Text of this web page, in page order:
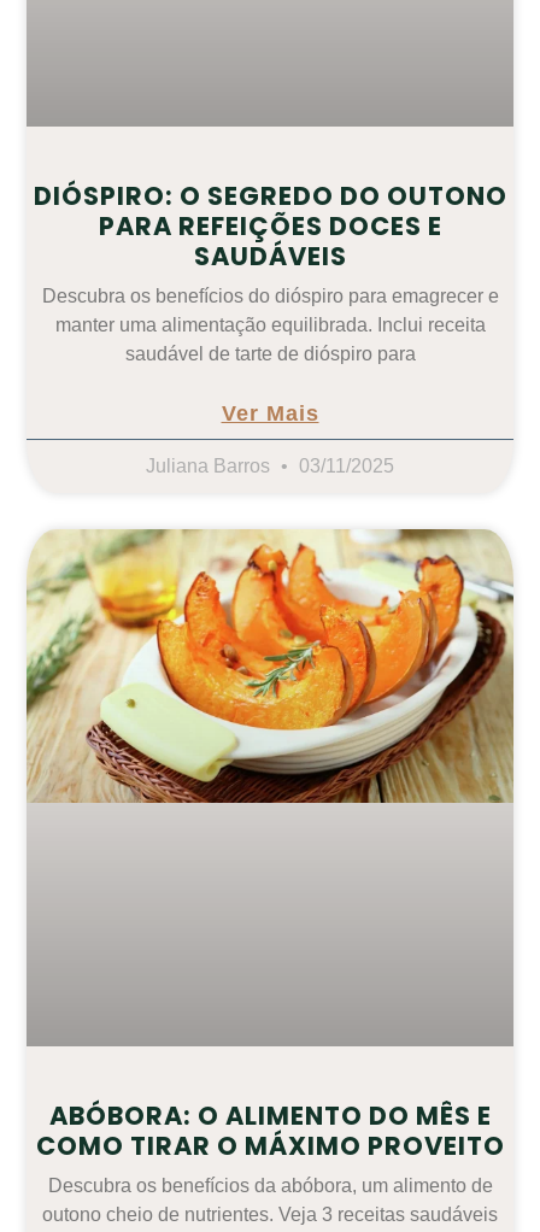
DIÓSPIRO: O SEGREDO DO OUTONO
PARA REFEIÇÕES DOCES E
SAUDÁVEIS
Descubra os benefícios do dióspiro para emagrecer e
manter uma alimentação equilibrada. Inclui receita
saudável de tarte de dióspiro para
Ver Mais
Juliana Barros 03/11/2025
ABÓBORA: O ALIMENTO DO MÊS E
COMO TIRAR O MÁXIMO PROVEITO
Descubra os benefícios da abóbora, um alimento de
outono cheio de nutrientes. Veja 3 receitas saudáveis